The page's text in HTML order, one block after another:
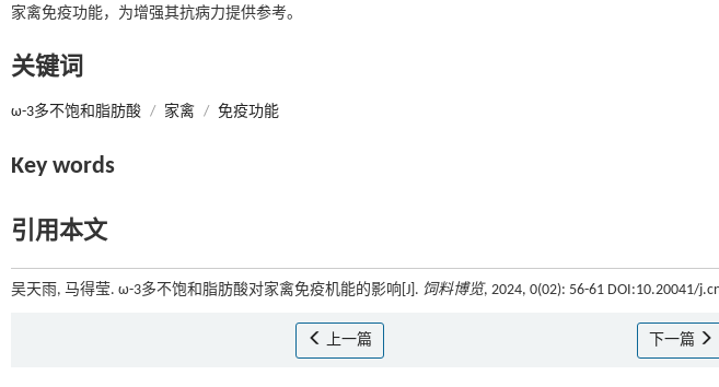
家禽免疫功能，为增强其抗病力提供参考。
关键词
ω-3多不饱和脂肪酸 / 家禽 / 免疫功能
Key words
引用本文
吴天雨, 马得莹. ω-3多不饱和脂肪酸对家禽免疫机能的影响[J]. 饲料博览, 2024, 0(02): 56-61 DOI:10.20041/
上一篇 下一篇